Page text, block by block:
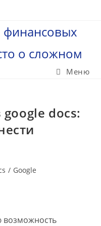
финансовых
о сложном
Меню
docs:
/ Google
возможность